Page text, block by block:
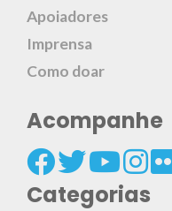
Apoiadores
Imprensa
Como doar
Acompanhe
Categorias